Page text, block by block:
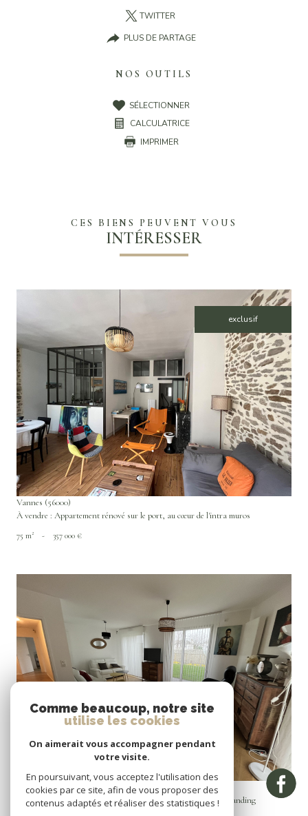
TWITTER
PLUS DE PARTAGE
NOS OUTILS
SÉLECTIONNER
CALCULATRICE
IMPRIMER
CES BIENS PEUVENT VOUS
INTÉRESSER
exclusif
VOIR LE BIEN
Vannes (56000)
À vendre : Appartement rénové sur le port, au cœur de l'intra muros
75 m² - 357 000 €
VOIR LE BIEN
Vannes (56000)
Appartement récent trois pièces dans une résidence neuve de standing
Comme beaucoup, notre site
utilise les cookies
On aimerait vous accompagner pendant
votre visite.
En poursuivant, vous acceptez l'utilisation des
cookies par ce site, afin de vous proposer des
contenus adaptés et réaliser des statistiques !